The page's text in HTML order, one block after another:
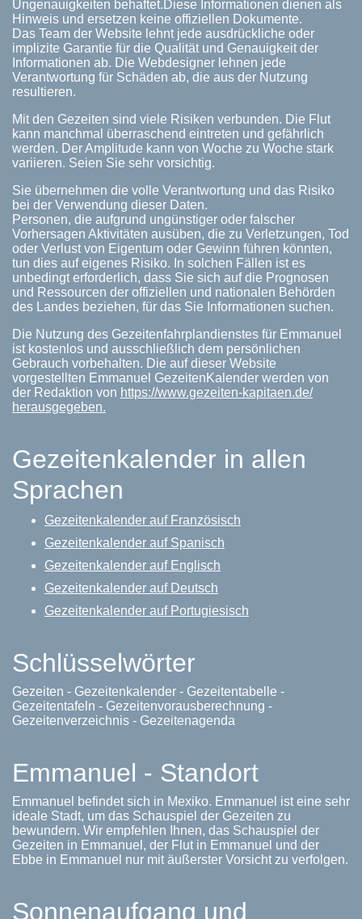
Ungenauigkeiten behaftet.Diese Informationen dienen als
Hinweis und ersetzen keine offiziellen Dokumente.
Das Team der Website lehnt jede ausdrückliche oder
implizite Garantie für die Qualität und Genauigkeit der
Informationen ab. Die Webdesigner lehnen jede
Verantwortung für Schäden ab, die aus der Nutzung
resultieren.
Mit den Gezeiten sind viele Risiken verbunden. Die Flut
kann manchmal überraschend eintreten und gefährlich
werden. Der Amplitude kann von Woche zu Woche stark
variieren. Seien Sie sehr vorsichtig.
Sie übernehmen die volle Verantwortung und das Risiko
bei der Verwendung dieser Daten.
Personen, die aufgrund ungünstiger oder falscher
Vorhersagen Aktivitäten ausüben, die zu Verletzungen, Tod
oder Verlust von Eigentum oder Gewinn führen könnten,
tun dies auf eigenes Risiko. In solchen Fällen ist es
unbedingt erforderlich, dass Sie sich auf die Prognosen
und Ressourcen der offiziellen und nationalen Behörden
des Landes beziehen, für das Sie Informationen suchen.
Die Nutzung des Gezeitenfahrplandienstes für Emmanuel
ist kostenlos und ausschließlich dem persönlichen
Gebrauch vorbehalten. Die auf dieser Website
vorgestellten Emmanuel GezeitenKalender werden von
der Redaktion von https://www.gezeiten-kapitaen.de/
herausgegeben.
Gezeitenkalender in allen
Sprachen
Gezeitenkalender auf Französisch
Gezeitenkalender auf Spanisch
Gezeitenkalender auf Englisch
Gezeitenkalender auf Deutsch
Gezeitenkalender auf Portugiesisch
Schlüsselwörter
Gezeiten - Gezeitenkalender - Gezeitentabelle -
Gezeitentafeln - Gezeitenvorausberechnung -
Gezeitenverzeichnis - Gezeitenagenda
Emmanuel - Standort
Emmanuel befindet sich in Mexiko. Emmanuel ist eine sehr
ideale Stadt, um das Schauspiel der Gezeiten zu
bewundern. Wir empfehlen Ihnen, das Schauspiel der
Gezeiten in Emmanuel, der Flut in Emmanuel und der
Ebbe in Emmanuel nur mit äußerster Vorsicht zu verfolgen.
Sonnenaufgang und